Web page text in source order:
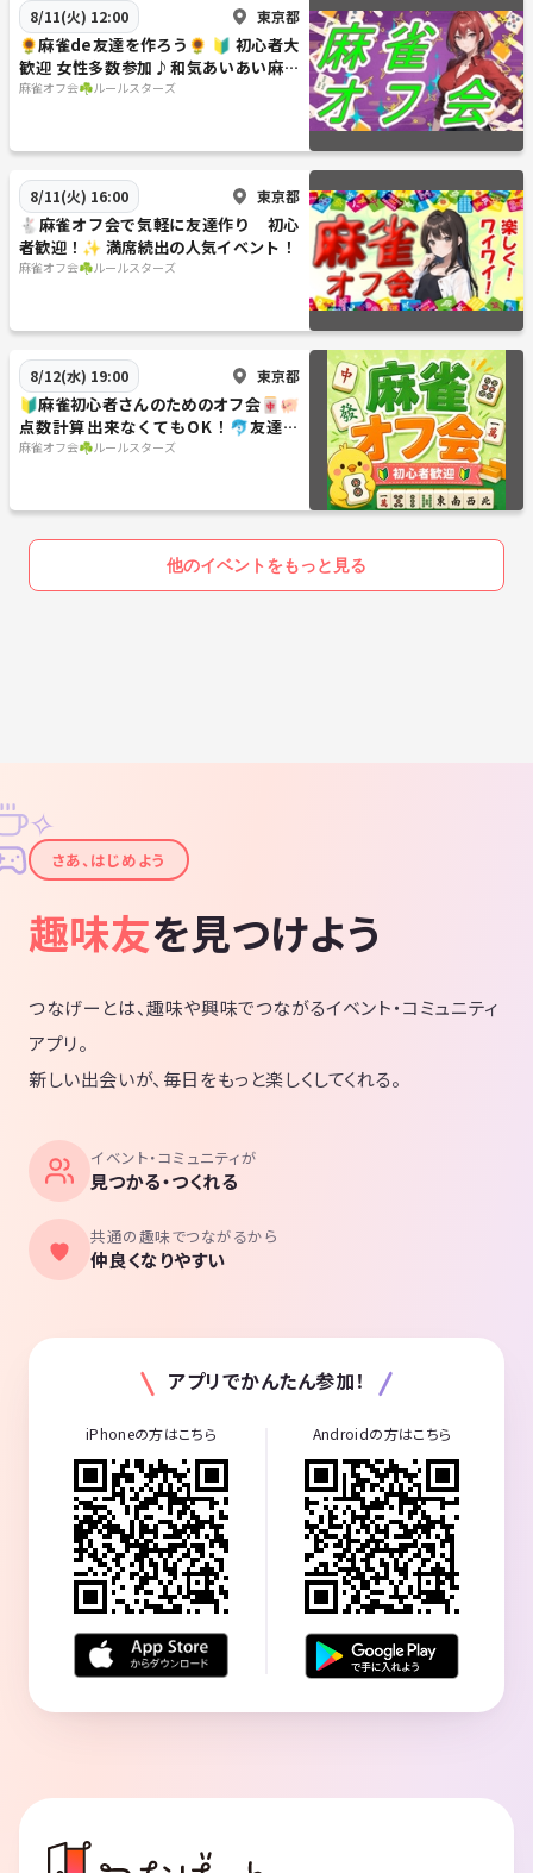
8/11(火) 12:00 東京都
🌻麻雀de友達を作ろう🌻 🔰 初心者大
歓迎 女性多数参加♪和気あいあい麻雀
オフ会！
麻雀オフ会☘️ルールスターズ
8/11(火) 16:00 東京都
🐇麻雀オフ会で気軽に友達作り 初心
者歓迎！✨ 満席続出の人気イベント！
麻雀オフ会☘️ルールスターズ
8/12(水) 19:00 東京都
🔰麻雀初心者さんのためのオフ会🀄🐖
点数計算出来なくてもOK！🐬友達作
りサークル✨ルールスターズ
麻雀オフ会☘️ルールスターズ
他のイベントをもっと見る
✦
✧
さあ、はじめよう
趣味友を見つけよう
つなげーとは、趣味や興味でつながるイベント・コミュニティ
アプリ。
新しい出会いが、毎日をもっと楽しくしてくれる。
イベント・コミュニティが
見つかる・つくれる
共通の趣味でつながるから
仲良くなりやすい
アプリでかんたん参加！
iPhoneの方はこちら Androidの方はこちら